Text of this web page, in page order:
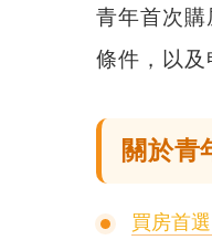
青年首次
條件，以及
關於青
買房首